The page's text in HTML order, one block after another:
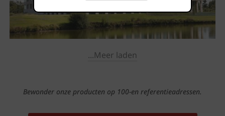
...Meer laden
Bewonder onze producten op 100-en referentieadressen.